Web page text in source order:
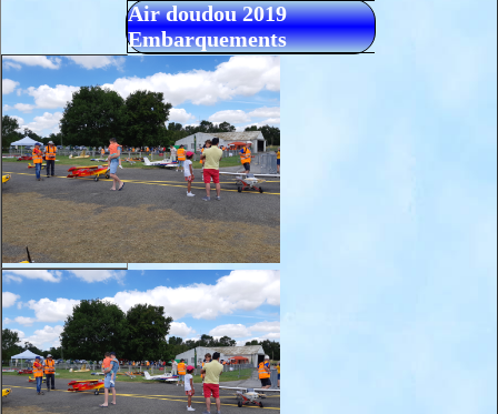
Air doudou 2019
Embarquements